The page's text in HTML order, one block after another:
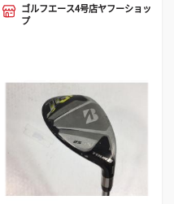
ゴルフエース4号店ヤフーショッ
プ